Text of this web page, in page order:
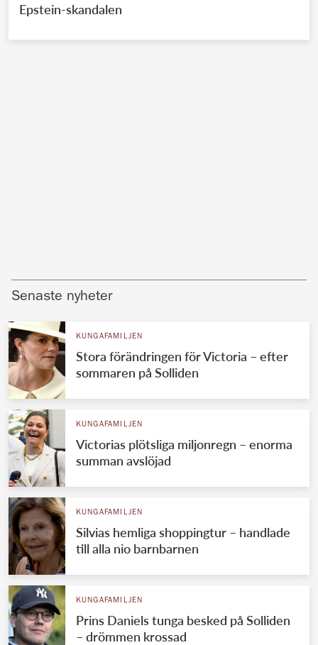
Epstein-skandalen
Senaste nyheter
KUNGAFAMILJEN
Stora förändringen för Victoria – efter
sommaren på Solliden
KUNGAFAMILJEN
Victorias plötsliga miljonregn – enorma
summan avslöjad
KUNGAFAMILJEN
Silvias hemliga shoppingtur – handlade
till alla nio barnbarnen
KUNGAFAMILJEN
Prins Daniels tunga besked på Solliden
– drömmen krossad